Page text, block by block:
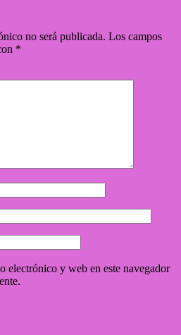
no será publicada. Los campos
*
electrónico y web en este navegador